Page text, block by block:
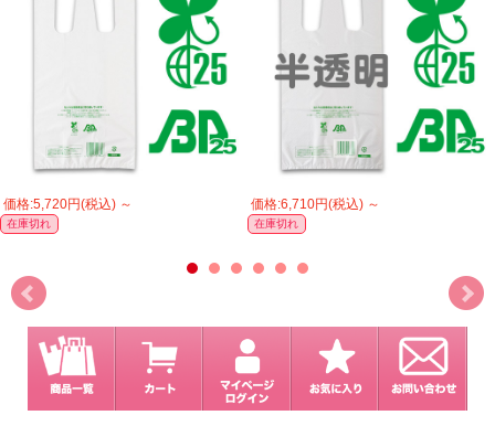
価格:5,720円(税込) ～
在庫切れ
価格:6,710円(税込) ～
在庫切れ